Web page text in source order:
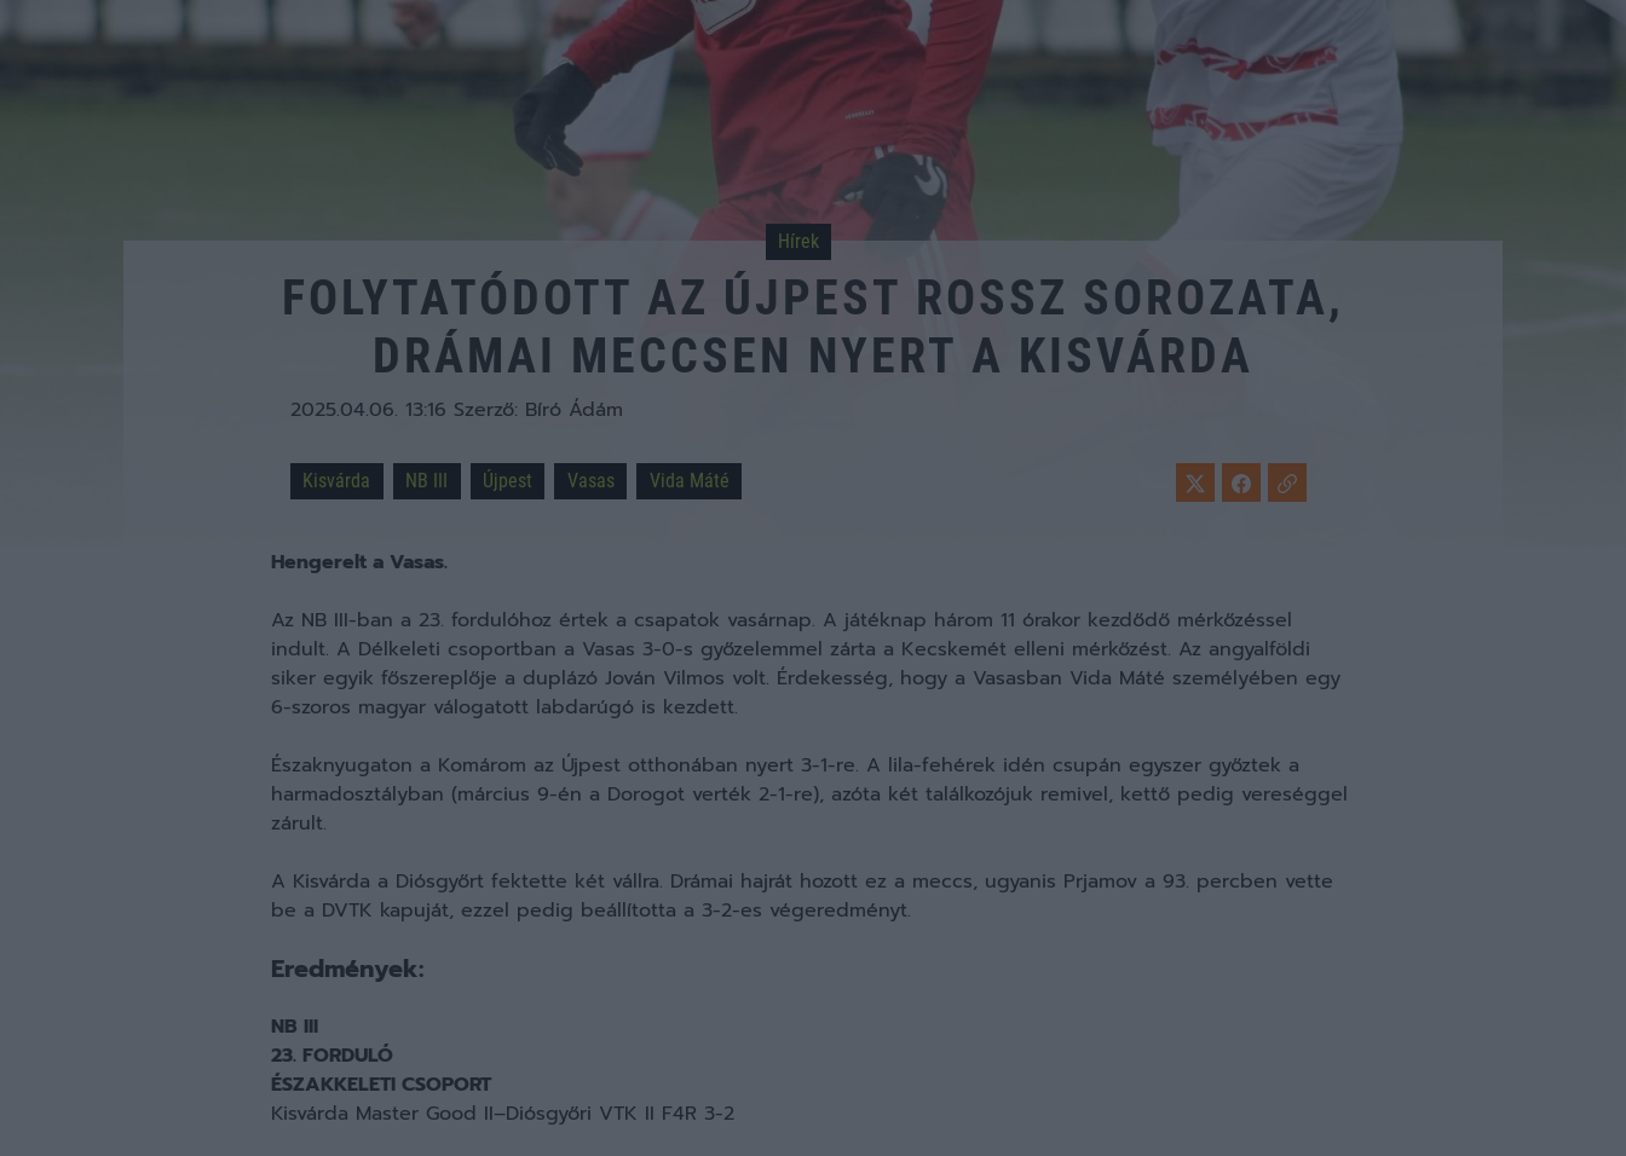
Hírek
FOLYTATÓDOTT AZ ÚJPEST ROSSZ SOROZATA,
DRÁMAI MECCSEN NYERT A KISVÁRDA
2025.04.06. 13:16 Szerző: Bíró Ádám
Kisvárda NB III Újpest Vasas Vida Máté
Hengerelt a Vasas.
Az NB III-ban a 23. fordulóhoz értek a csapatok vasárnap. A játéknap három 11 órakor kezdődő mérkőzéssel
indult. A Délkeleti csoportban a Vasas 3-0-s győzelemmel zárta a Kecskemét elleni mérkőzést. Az angyalföldi
siker egyik főszereplője a duplázó Jován Vilmos volt. Érdekesség, hogy a Vasasban Vida Máté személyében egy
6-szoros magyar válogatott labdarúgó is kezdett.
Északnyugaton a Komárom az Újpest otthonában nyert 3-1-re. A lila-fehérek idén csupán egyszer győztek a
harmadosztályban (március 9-én a Dorogot verték 2-1-re), azóta két találkozójuk remivel, kettő pedig vereséggel
zárult.
A Kisvárda a Diósgyőrt fektette két vállra. Drámai hajrát hozott ez a meccs, ugyanis Prjamov a 93. percben vette
be a DVTK kapuját, ezzel pedig beállította a 3-2-es végeredményt.
Eredmények:
NB III
23. FORDULÓ
ÉSZAKKELETI CSOPORT
Kisvárda Master Good II–Diósgyőri VTK II F4R 3-2